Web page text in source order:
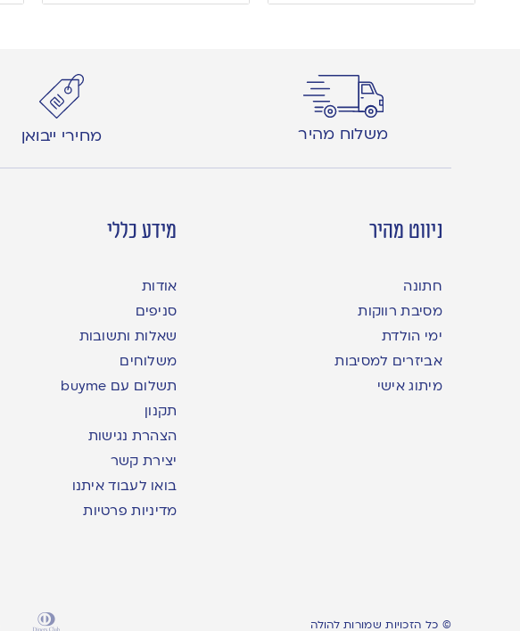
משלוח מהיר מחירי ייבואן
ניווט מהיר
חתונה
מסיבת רווקות
ימי הולדת
אביזרים למסיבות
מיתוג אישי
מידע כללי
אודות
סניפים
שאלות ותשובות
משלוחים
תשלום עם buyme
תקנון
הצהרת נגישות
יצירת קשר
בואו לעבוד איתנו
מדיניות פרטיות
© כל הזכויות שמורות להולה